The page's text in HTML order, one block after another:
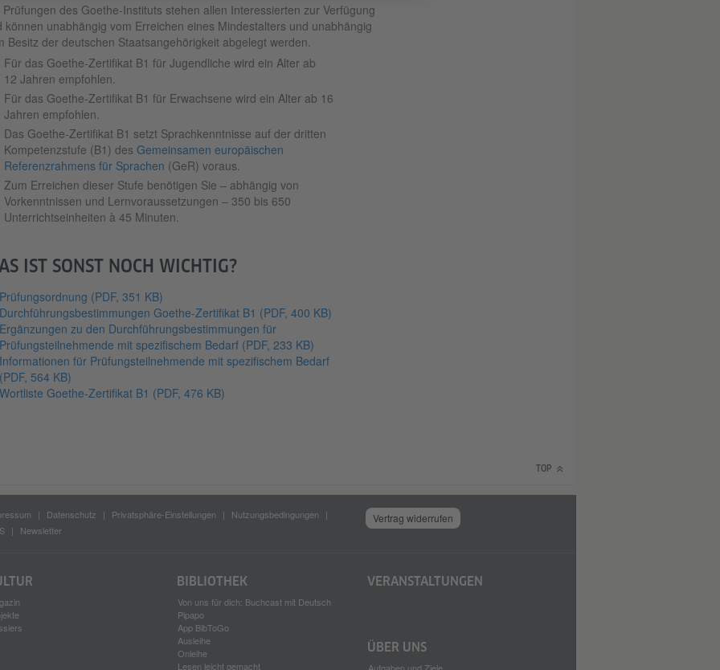
Prüfungen des Goethe-Instituts stehen allen Interessierten zur Verfügung
können unabhängig vom Erreichen eines Mindestalters und unabhängig
Besitz der deutschen Staatsangehörigkeit abgelegt werden.
Für das Goethe-Zertifikat B1 für Jugendliche wird ein Alter ab
12 Jahren empfohlen.
Für das Goethe-Zertifikat B1 für Erwachsene wird ein Alter ab 16
Jahren empfohlen.
Das Goethe-Zertifikat B1 setzt Sprachkenntnisse auf der dritten
Kompetenzstufe (B1) des Gemeinsamen europäischen
Referenzrahmens für Sprachen (GeR) voraus.
Zum Erreichen dieser Stufe benötigen Sie – abhängig von
Vorkenntnissen und Lernvoraussetzungen – 350 bis 650
Unterrichtseinheiten à 45 Minuten.
IST SONST NOCH WICHTIG?
(PDF, 351 KB)
Goethe-Zertifikat B1 (PDF, 400 KB)
zu den Durchführungsbestimmungen für
mit spezifischem Bedarf (PDF, 233 KB)
für Prüfungsteilnehmende mit spezifischem Bedarf
564 KB)
Goethe-Zertifikat B1 (PDF, 476 KB)
TOP
Datenschutz Privatsphäre-Einstellungen
Nutzungsbedingungen
Newsletter
Vertrag widerrufen
BIBLIOTHEK
Von uns für dich: Buchcast mit Deutsch
Pipapo
App BibToGo
Ausleihe
Onleihe
Lesen leicht gemacht
VERANSTALTUNGEN
ÜBER UNS